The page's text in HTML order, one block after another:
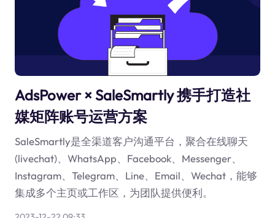
AdsPower × SaleSmartly 携手打造社
媒矩阵账号运营方案
SaleSmartly是全渠道客户沟通平台，聚合在线聊天
(livechat)、WhatsApp、Facebook、Messenger、
Instagram、Telegram、Line、Email、Wechat，能够
集成多个主页或工作区，为团队提供便利。